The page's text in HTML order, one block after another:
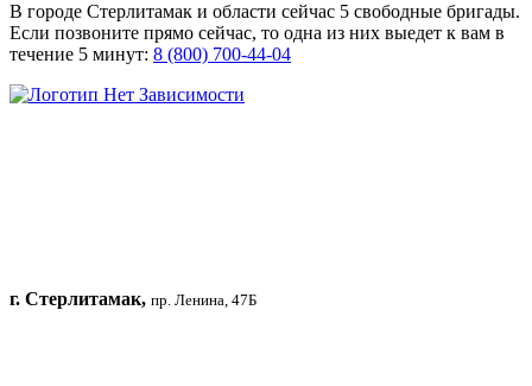
В городе Стерлитамак и области сейчас 5 свободные бригады.
Если позвоните прямо сейчас, то одна из них выедет к вам в
течение 5 минут: 8 (800) 700-44-04
г. Стерлитамак, пр. Ленина, 47Б